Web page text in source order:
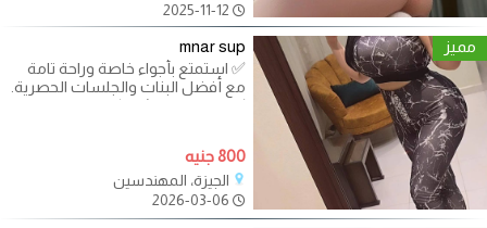
مميز mnar sup
✅ استمتع بأجواء خاصة وراحة تامة
مع أفضل البنات والجلسات الحصرية.
✅ جلسات ريليشن كاملة، هابي،
800 جنيه
الجيزة، المهندسين